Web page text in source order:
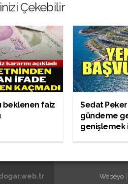
Çekebilir
beklenen faiz
Sedat
gündeme
genişlemek
Webeyo|